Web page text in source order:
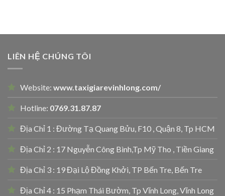
LIÊN HỆ CHÚNG TÔI
Website: www.taxigiarevinhlong.com/
Hotline: 0769.31.87.87
Địa Chỉ 1 : Đường Tạ Quang Bửu, F10 , Quận 8, Tp HCM
Địa Chỉ 2 : 17 Nguyễn Công Bình,Tp Mỹ Tho , Tiền Giang
Địa Chỉ 3 : 19 Đại Lộ Đồng Khởi, TP Bến Tre, Bến Tre
Địa Chỉ 4 : 15 Phạm Thái Bườm, Tp Vĩnh Long, Vĩnh Long